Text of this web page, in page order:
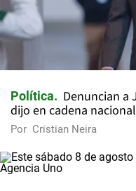
Política
Denuncian a
dijo en cadena
Por Cristian Neira